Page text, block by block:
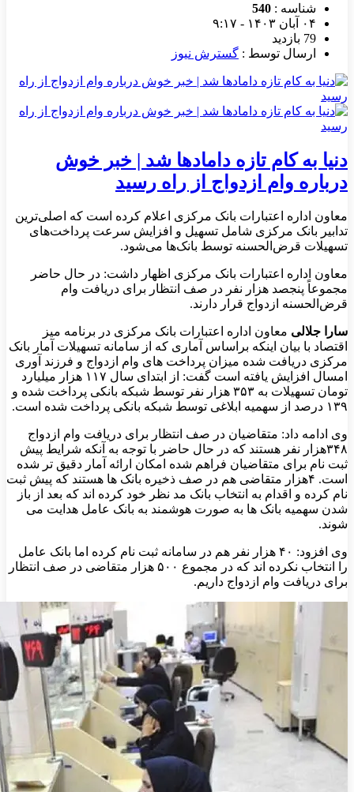
شناسه : 540
۰۴ آبان ۱۴۰۳ - ۹:۱۷
79 بازدید
ارسال توسط : گسترش نیوز
دنیا به کام تازه دامادها شد | خبر خوش
درباره وام ازدواج از راه رسید
معاون اداره اعتبارات بانک مرکزی اعلام کرده است که اصلی‌ترین
تدابیر بانک مرکزی شامل تسهیل و افزایش سرعت پرداخت‌های
تسهیلات قرض‌الحسنه توسط بانک‌ها می‌شود.
معاون اداره اعتبارات بانک مرکزی اظهار داشت: در حال حاضر
مجموعاً پنجصد هزار نفر در صف انتظار برای دریافت وام
قرض‌الحسنه ازدواج قرار دارند.
سارا جلالی معاون اداره اعتبارات بانک مرکزی در برنامه میز
اقتصاد با بیان اینکه براساس آماری که‌ از سامانه تسهیلات آمار بانک
مرکزی دریافت شده میزان پرداخت های وام ازدواج و فرزند آوری
امسال افزایش یافته است گفت: از ابتدای سال ۱۱۷ هزار میلیارد
تومان تسهیلات به ۳۵۳ هزار نفر توسط شبکه بانکی پرداخت شده و
۱۳۹ درصد از سهمیه ابلاغی توسط شبکه بانکی پرداخت شده است.
وی ادامه داد: متقاضیان در صف انتظار برای دریافت وام ازدواج
۳۴۸هزار نفر هستند که در حال حاضر با توجه به آنکه شرایط پیش
ثبت نام برای متقاضیان فراهم شده امکان ارائه آمار دقیق تر شده
است. ۴هزار متقاضی هم در صف ذخیره بانک ها هستند که پیش ثبت
نام کرده و اقدام به انتخاب بانک مد نظر خود کرده اند که بعد از باز
شدن سهمیه بانک ها به صورت هوشمند به بانک عامل هدایت می
شوند.
وی افزود: ۴۰ هزار نفر هم در سامانه ثبت نام کرده اما بانک عامل
را انتخاب نکرده اند که در مجموع ۵۰۰ هزار متقاضی در صف انتظار
برای دریافت وام ازدواج داریم.